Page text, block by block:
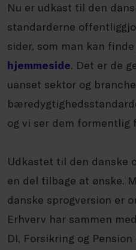
Nu er udkast til den
standarderne
sider, som man kan finde
hjemmeside. Det er de
uanset sektor og
og vi ser dem formentlig
Udkastet til den danske
en del tilbage at ønske.
danske sprogversion er
Erhverv har sammen
DI, Forsikring og